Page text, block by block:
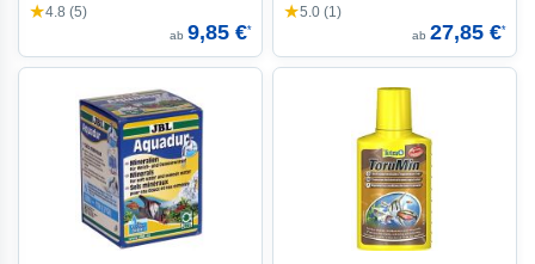
★4.8 (5)
ab 9,85 €*
★5.0 (1)
ab 27,85 €*